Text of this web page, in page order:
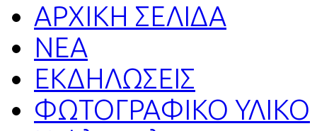
ΑΡΧΙΚΗ ΣΕΛΙΔΑ
ΝΕΑ
ΕΚΔΗΛΩΣΕΙΣ
ΦΩΤΟΓΡΑΦΙΚΟ ΥΛΙΚΟ